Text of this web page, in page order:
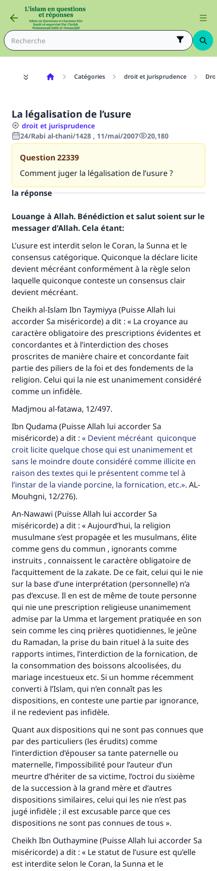
Catégories droit et jurisprudence
La légalisation de l’usure
droit et jurisprudence
24/Rabi al-thani/1428 , 11/mai/2007
20,180
Question22339
Comment juger la légalisation de l’usure ?
la réponse
Louange à Allah. Bénédiction et salut soient sur le
messager d'Allah. Cela étant:
L’usure est interdit selon le Coran, la Sunna et le
consensus catégorique. Quiconque la déclare licite
devient mécréant conformément à la règle selon
laquelle quiconque conteste un consensus clair
devient mécréant.
Cheikh al-Islam Ibn Taymiyya (Puisse Allah lui
accorder Sa miséricorde) a dit : « La croyance au
caractère obligatoire des prescriptions évidentes et
concordantes et à l’interdiction des choses
proscrites de manière chaire et concordante fait
partie des piliers de la foi et des fondements de la
religion. Celui qui la nie est unanimement considéré
comme un infidèle.
Madjmou al-fatawa, 12/497.
Ibn Qudama (Puisse Allah lui accorder Sa
miséricorde) a dit :
Devient mécréant quiconque
croit licite quelque chose qui est unanimement et
sans le moindre doute considéré comme illicite en
raison des textes qui le présentent comme tel à
l’instar de la viande porcine, la fornication, etc. . AL-
Mouhgni, 12/276).
An-Nawawi (Puisse Allah lui accorder Sa
miséricorde) a dit : « Aujourd’hui, la religion
musulmane s’est propagée et les musulmans, élite
comme gens du commun , ignorants comme
instruits , connaissent le caractère obligatoire de
l’acquittement de la zakate. De ce fait, celui qui le nie
sur la base d’une interprétation (personnelle) n’a
pas d’excuse. Il en est de même de toute personne
qui nie une prescription religieuse unanimement
admise par la Umma et largement pratiquée en son
sein comme les cinq prières quotidiennes, le jeûne
du Ramadan, la prise du bain rituel à la suite des
rapports intimes, l’interdiction de la fornication, de
la consommation des boissons alcoolisées, du
mariage incestueux etc. Si un homme récemment
converti à l’Islam, qui n’en connaît pas les
dispositions, en conteste une partie par ignorance,
il ne redevient pas infidèle.
Quant aux dispositions qui ne sont pas connues que
par des particuliers (les érudits) comme
l’interdiction d’épouser sa tante paternelle ou
maternelle, l’impossibilité pour l’auteur d’un
meurtre d’hériter de sa victime, l’octroi du sixième
de la succession à la grand mère et d’autres
dispositions similaires, celui qui les nie n’est pas
jugé infidèle ; il est excusable parce que ces
dispositions ne sont pas connues de tous ».
Cheikh Ibn Outhaymine (Puisse Allah lui accorder Sa
miséricorde) a dit : « Le statut de l’usure est qu’elle
est interdite selon le Coran, la Sunna et le